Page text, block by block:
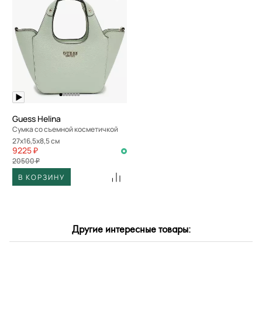
Guess Helina
Сумка со съемной косметичкой
27x16,5x8,5 см
9225 ₽
20500 ₽
В КОРЗИНУ
Другие интересные товары: